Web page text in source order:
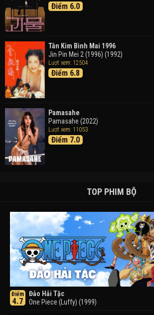
Điểm 6.0
Tân Kim Bình Mai 1996
Jin Pin Mei 2 (1996) (1992)
Lượt xem: 12504
Điểm 6.8
Pamasahe
Pamasahe (2022)
Lượt xem: 11053
Điểm 7.0
TOP PHIM BỘ
Điểm
4.7
Đảo Hải Tặc
One Piece (Luffy) (1999)